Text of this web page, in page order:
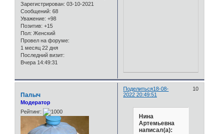
Зарегистрирован: 03-10-2021
Сообщений: 68
Уважение: +98
Позитив: +15
Пол: Женский
Провел на форуме:
1 месяц 22 дня
Последний визит:
Вчера 14:49:31
Поделиться 10
18-08-
2022 20:49:51
Палыч
Модератор
Рейтинг:
Нина
Артемьевна
написал(а):